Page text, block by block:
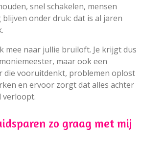
snel schakelen, mensen
onder druk: dat is al jaren
mee naar jullie bruiloft. Je krijgt dus
maar ook een
die vooruitdenkt, problemen oplost
en ervoor zorgt dat alles achter
verloopt.
zo graag met mij